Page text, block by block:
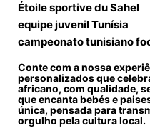
Étoile sportive du Sahel
equipe juvenil Tunísia
campeonato tunisiano
Conte com a nossa
personalizados que
africano, com qualidade,
que encanta bebés e
única, pensada para
orgulho pela cultura local.